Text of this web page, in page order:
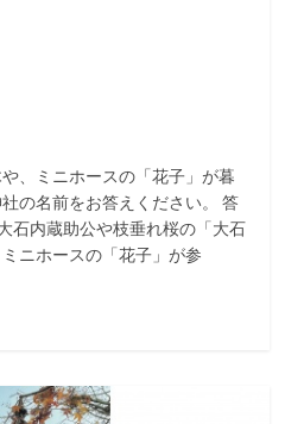
、ミニホースの「花子」が暮
の名前をお答えください。 答
石内蔵助公や枝垂れ桜の「大石
ニホースの「花子」が参